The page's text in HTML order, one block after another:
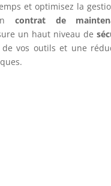
et optimisez la
contrat de
un haut niveau de
vos outils et une